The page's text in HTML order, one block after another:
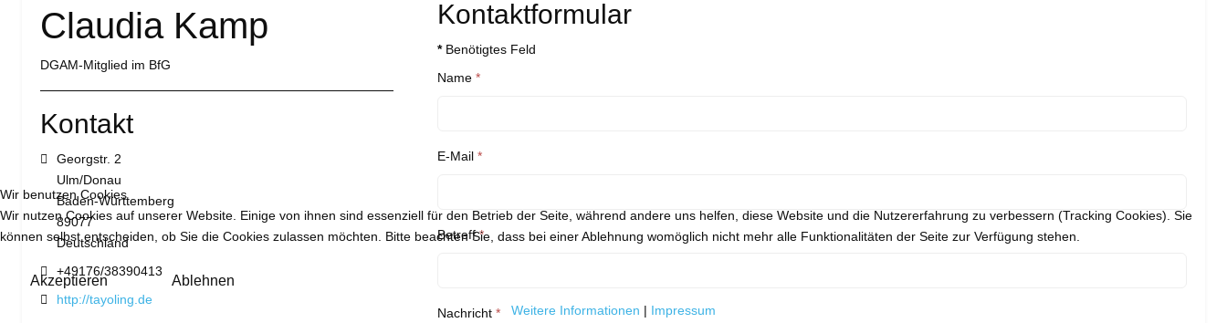
Claudia Kamp
DGAM-Mitglied im BfG
Kontakt
Adresse:
Georgstr. 2
Ulm/Donau
Baden-Württemberg
89077
Deutschland
Mobil:
+49176/38390413
Website:
http://tayoling.de
Kontaktformular
*Benötigtes Feld
Name*
E-Mail*
Betreff*
Nachricht*
Wir benutzen Cookies
Wir nutzen Cookies auf unserer Website. Einige von ihnen sind essenziell für den Betrieb der Seite, während andere uns helfen, diese Website und die Nutzererfahrung zu verbessern (Tracking Cookies). Sie
können selbst entscheiden, ob Sie die Cookies zulassen möchten. Bitte beachten Sie, dass bei einer Ablehnung womöglich nicht mehr alle Funktionalitäten der Seite zur Verfügung stehen.
Akzeptieren Ablehnen
Weitere Informationen | Impressum